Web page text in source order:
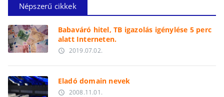
Népszerű cikkek
Babaváró hitel, TB igazolás igénylése 5 perc
alatt Interneten.
access_time 2019.07.02.
Eladó domain nevek
access_time 2008.11.01.